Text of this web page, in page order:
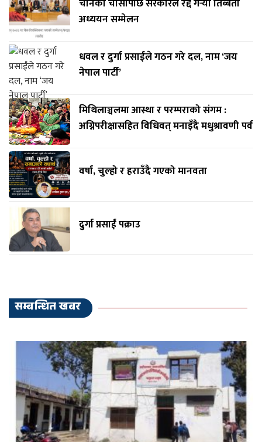
चीनको चासोपछि सरकारले रद्द गर्‍यो तिब्बती
अध्ययन सम्मेलन
धवल र दुर्गा प्रसाईंले गठन गरे दल, नाम ‘जय
नेपाल पार्टी’
मिथिलाञ्चलमा आस्था र परम्पराको संगम :
अग्निपरीक्षासहित विधिवत् मनाइँदै मधुश्रावणी पर्व
वर्षा, चुल्हो र हराउँदै गएको मानवता
दुर्गा प्रसाईं पक्राउ
सम्बन्धित खबर